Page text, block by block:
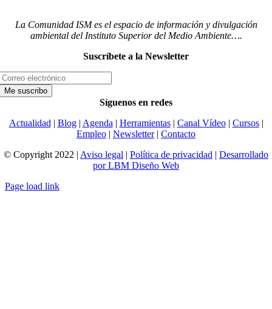
La Comunidad ISM es el espacio de información y divulgación
ambiental del Instituto Superior del Medio Ambiente….
Suscríbete a la Newsletter
Síguenos en redes
Actualidad | Blog| Agenda | Herramientas| Canal Vídeo| Cursos|
Empleo | Newsletter| Contacto
© Copyright 2022 | Aviso legal | Política de privacidad | Desarrollado
por LBM Diseño Web
Page load link